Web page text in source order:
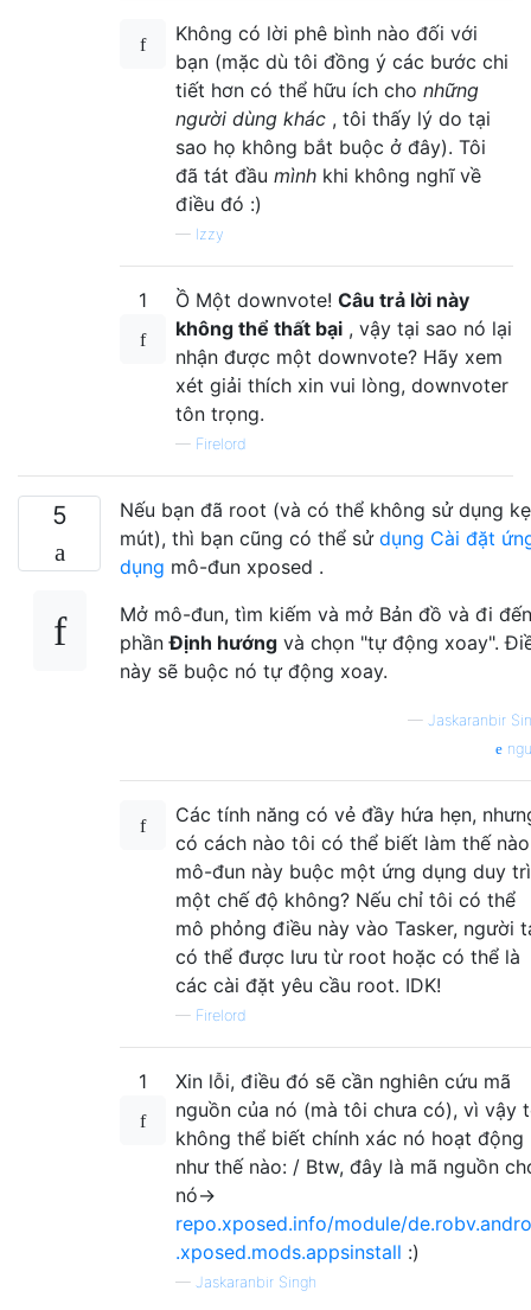
Không có lời phê bình nào đối với
bạn (mặc dù tôi đồng ý các bước chi
tiết hơn có thể hữu ích cho những
người dùng khác , tôi thấy lý do tại
sao họ không bắt buộc ở đây). Tôi
đã tát đầu mình khi không nghĩ về
điều đó :)
— Izzy
1 Ồ Một downvote! Câu trả lời này
không thể thất bại , vậy tại sao nó lại
nhận được một downvote? Hãy xem
xét giải thích xin vui lòng, downvoter
tôn trọng.
— Firelord
5
Nếu bạn đã root (và có thể không sử dụng
mút), thì bạn cũng có thể sử dụng Cài đặt
dụng mô-đun xposed .
Mở mô-đun, tìm kiếm và mở Bản đồ và đi đến
phầnĐịnh hướng và chọn "tự động xoay".
này sẽ buộc nó tự động xoay.
— Jaskaranbir
Các tính năng có vẻ đầy hứa hẹn,
có cách nào tôi có thể biết làm thế nào
mô-đun này buộc một ứng dụng duy
một chế độ không? Nếu chỉ tôi có thể
mô phỏng điều này vào Tasker, người
có thể được lưu từ root hoặc có thể là
các cài đặt yêu cầu root. IDK!
— Firelord
1
Xin lỗi, điều đó sẽ cần nghiên cứu mã
nguồn của nó (mà tôi chưa có), vì vậy
không thể biết chính xác nó hoạt động
như thế nào: / Btw, đây là mã nguồn
nó->
repo.xposed.info/module/
.xposed.mods.appsinstall :)
— Jaskaranbir Singh